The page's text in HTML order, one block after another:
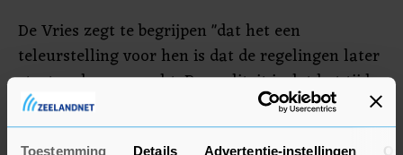
Toestemming Details Advertentie-instellingen
De Vries zegt te begrijpen "dat het een
teleurstelling voor hen is dat de regelingen later
starten dan verwacht. De realiteit is dat het tijd
kost om dit soort dingen goed te regelen en
uitvoerbaar te maken. We proberen dit natuurlijk